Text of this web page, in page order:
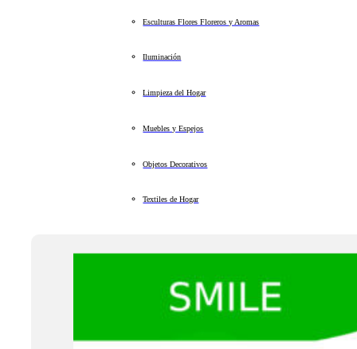
Esculturas Flores Floreros y Aromas
Iluminación
Limpieza del Hogar
Muebles y Espejos
Objetos Decorativos
Textiles de Hogar